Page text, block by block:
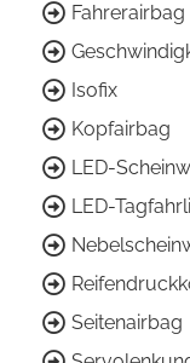
Fahrerairbag
Isofix
Kopfairbag
LED-
LED-
Seitenairbag